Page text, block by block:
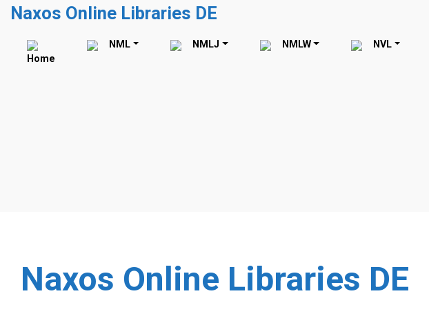
Zum Hauptinhalt springen
Naxos Online Libraries DE
Home
NML NMLJ NMLW NVL
Naxos Online Libraries DE